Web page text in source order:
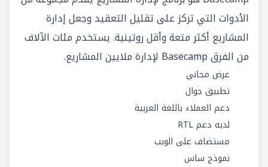
الأدوات التي تركز على تقليل التعقيد وجعل إدارة
المشاريع أكثر متعة وأقل روتينية. يستخدم مئات الآلاف
من الفرق Basecamp لإدارة ملايين المشاريع.
عرض مجاني
تطبيق جوال
دعم العملاء باللغة العربية
لديه دعم RTL
مستضاف على الويب
نموذج ساس